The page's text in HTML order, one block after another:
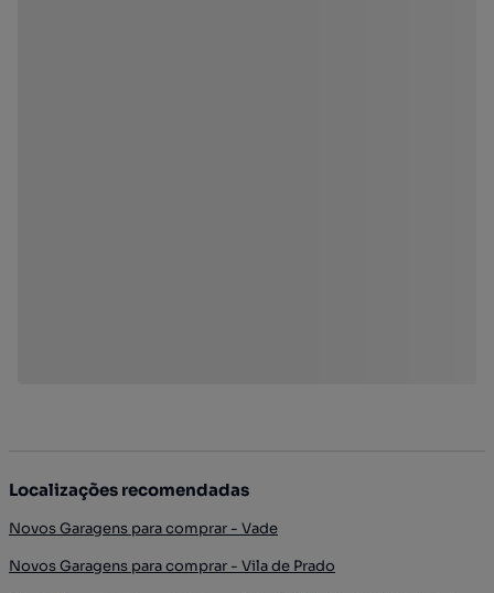
Localizações recomendadas
Novos Garagens para comprar - Vade
Novos Garagens para comprar - Vila de Prado